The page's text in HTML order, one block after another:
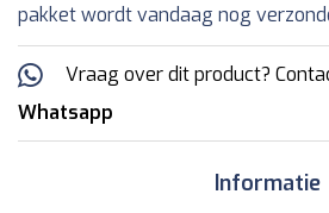
pakket wordt vandaag nog
Vraag over dit product?
Whatsapp
Informatie